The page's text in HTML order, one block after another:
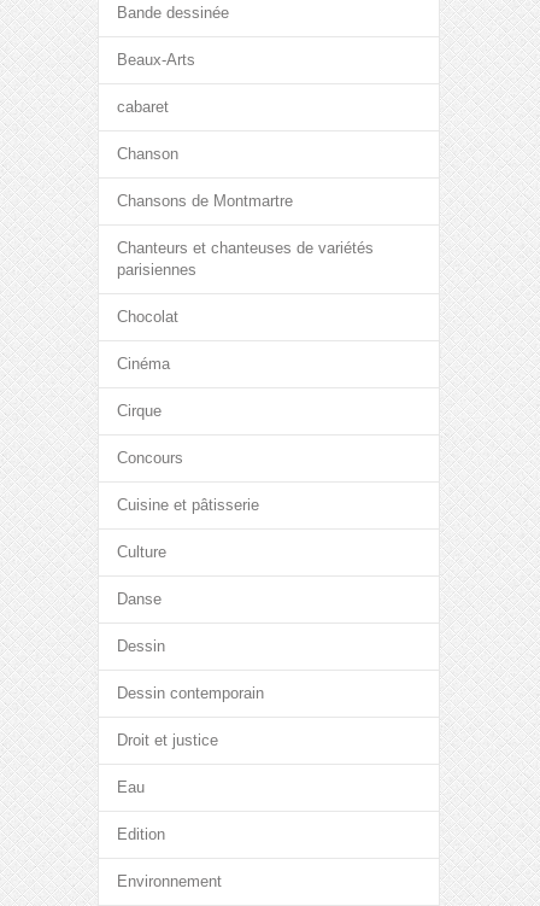
Bande dessinée
Beaux-Arts
cabaret
Chanson
Chansons de Montmartre
Chanteurs et chanteuses de variétés
parisiennes
Chocolat
Cinéma
Cirque
Concours
Cuisine et pâtisserie
Culture
Danse
Dessin
Dessin contemporain
Droit et justice
Eau
Edition
Environnement